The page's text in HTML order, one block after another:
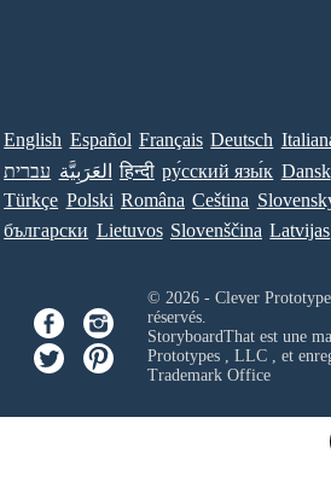
English Español Français Deutsch
עברית العَرَبِيَّة हिन्दी ру́сский язы́к Dansk
Türkçe Polski Româna Ceština
български Lietuvos Slovenščina Latvijas
© 2026 - Clever
réservés.
StoryboardThat est une
Prototypes , LLC, et
Trademark Office